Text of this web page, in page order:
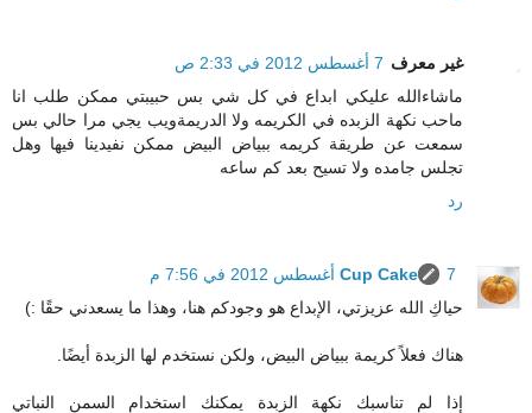
غير معرف 7 أغسطس 2012 في 2:33 ص
ماشاءالله عليكي ابداع في كل شي بس حبيبتي ممكن طلب انا
ماحب نكهة الزبده في الكريمه ولا الدريمةويب يجي مرا حالي بس
سمعت عن طريقة كريمه ببياض البيض ممكن نفيدينا فيها وهل
تجلس جامده ولا تسيح بعد كم ساعه
رد
Cup Cake
7 أغسطس 2012 في 7:56 م
حياكِ الله عزيزتي، الإبداع هو وجودكم هنا، وهذا ما يسعدني حقًا :)
هناك فعلاً كريمة ببياض البيض، ولكن نستخدم لها الزبدة أيضًا.
إذا لم تناسبك نكهة الزبدة يمكنك استخدام السمن النباتي